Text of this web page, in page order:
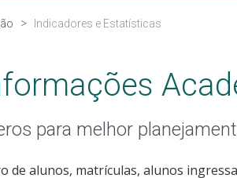
Indicadores e Estatísticas
para melhor
de alunos, matrículas, alunos